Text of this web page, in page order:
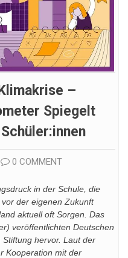
–
Spiegelt
0 COMMENT
in der Schule, die
der eigenen Zukunft
aktuell oft Sorgen. Das
veröffentlichten Deutschen
hervor. Laut der
Kooperation mit der